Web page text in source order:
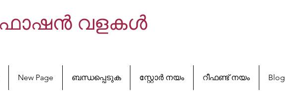
വളകൾ
New Page ബന്ധപ്പെടുക സ്റ്റോർ നയം റീഫണ്ട് നയം Blog